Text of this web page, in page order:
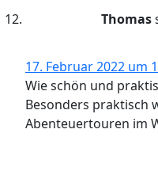
Thomas
17. Februar 2022 um
Wie schön und
Besonders praktisch
Abenteuertouren im